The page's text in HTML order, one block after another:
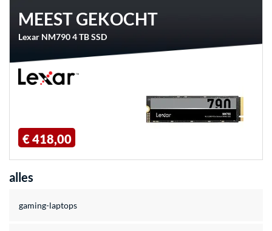
MEEST GEKOCHT
Lexar NM790 4 TB SSD
€ 418,00
alles
gaming-laptops